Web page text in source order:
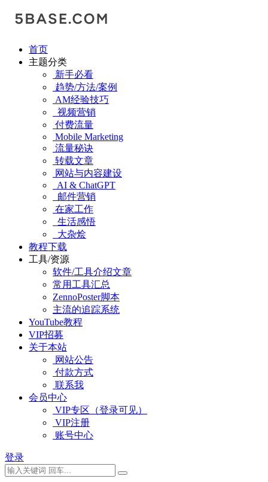
首页
主题分类
新手必看
趋势/方法/案例
AM经验技巧
视频营销
付费流量
Mobile Marketing
流量秘诀
转载文章
网站与内容建设
AI & ChatGPT
邮件营销
在家工作
生活感悟
大杂烩
教程下载
工具/资源
软件/工具介绍文章
常用工具汇总
ZennoPoster脚本
主流的追踪系统
YouTube教程
VIP招募
关于本站
网站公告
付款方式
联系我
会员中心
VIP专区（登录可见）
VIP注册
账号中心
登录